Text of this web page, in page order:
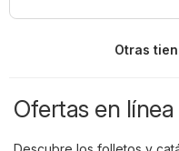
Otras
Ofertas en